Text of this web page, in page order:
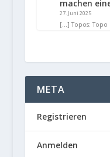
machen
27. Juni 2025
[…] Topos:
META
Registrieren
Anmelden